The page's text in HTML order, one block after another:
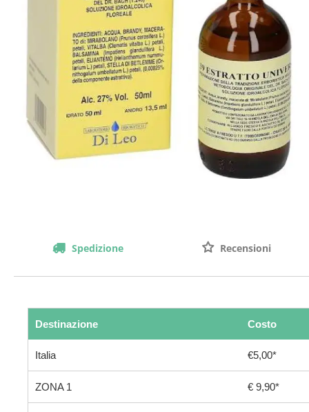
Spedizione
Destinazione Costo
Italia €5,00*
ZONA 1 € 9,90*
Recensioni